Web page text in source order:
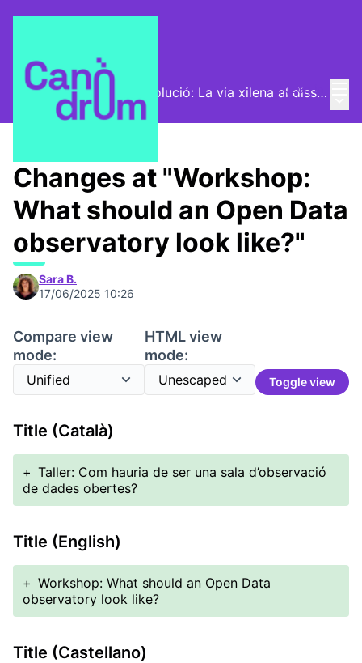
Log inCom dissenyar una revolució: La via xilena al disseny
Program
Changes at "Workshop:
What should an Open Data
observatory look like?"
Sara B.
17/06/2025 10:26
Compare view
mode:
HTML view
mode:
Toggle view
Title (Català)
+ Taller: Com hauria de ser una sala d’observació
de dades obertes?
Title (English)
+ Workshop: What should an Open Data
observatory look like?
Title (Castellano)